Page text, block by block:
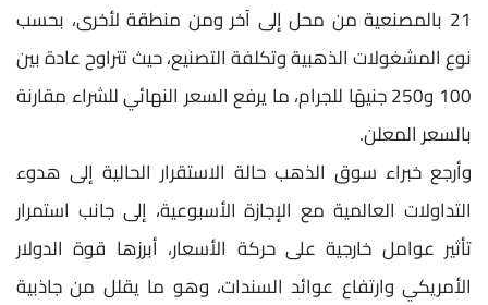
21 بالمصنعية من محل إلى آخر ومن منطقة لأخرى، بحسب
نوع المشغولات الذهبية وتكلفة التصنيع، حيث تتراوح عادة بين
100 و250 جنيهًا للجرام، ما يرفع السعر النهائي للشراء مقارنة
بالسعر المعلن.
وأرجع خبراء سوق الذهب حالة الاستقرار الحالية إلى هدوء
التداولات العالمية مع الإجازة الأسبوعية، إلى جانب استمرار
تأثير عوامل خارجية على حركة الأسعار، أبرزها قوة الدولار
الأمريكي وارتفاع عوائد السندات، وهو ما يقلل من جاذبية